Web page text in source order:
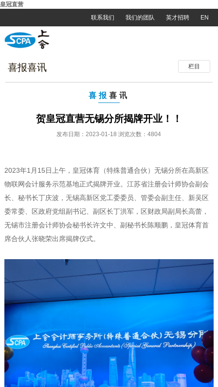
皇冠直营
联系我们
我们的团队 英才招聘 EN
栏目
喜报喜讯
喜报 喜讯
贺皇冠直营无锡分所揭牌开业！！
发布日期：2023-01-18 浏览次数：4804
2023年1月15日上午，皇冠体育（特殊普通合伙）无锡分所在高新区
物联网会计服务示范基地正式揭牌开业。江苏省注册会计师协会副会
长、秘书长丁庆波，无锡高新区党工委委员、管委会副主任、新吴区
委常委、区政府党组副书记、副区长丁洪军，区财政局副局长高蕾，
无锡市注册会计师协会秘书长许文中、副秘书长陈顺鹏，皇冠体育首
席合伙人张晓荣出席揭牌仪式。